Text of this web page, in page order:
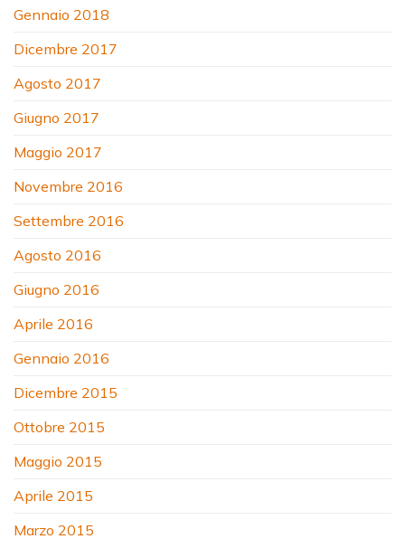
Gennaio 2018
Dicembre 2017
Agosto 2017
Giugno 2017
Maggio 2017
Novembre 2016
Settembre 2016
Agosto 2016
Giugno 2016
Aprile 2016
Gennaio 2016
Dicembre 2015
Ottobre 2015
Maggio 2015
Aprile 2015
Marzo 2015